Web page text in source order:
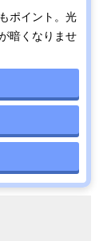
ポイント。光
暗くなりませ